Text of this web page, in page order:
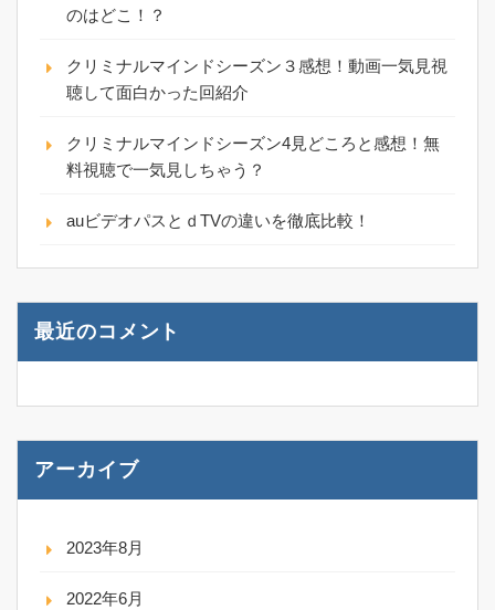
のはどこ！？
クリミナルマインドシーズン３感想！動画一気見視
聴して面白かった回紹介
クリミナルマインドシーズン4見どころと感想！無
料視聴で一気見しちゃう？
auビデオパスとｄTVの違いを徹底比較！
最近のコメント
アーカイブ
2023年8月
2022年6月